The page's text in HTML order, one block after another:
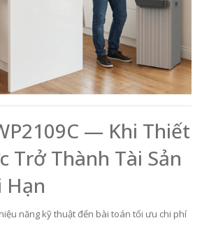
— Khi Thiết
Trở Thành Tài Sản
Hạn
năng kỹ thuật đến bài toán tối ưu chi phí